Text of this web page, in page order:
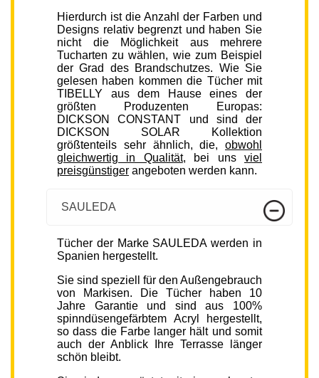
Hierdurch ist die Anzahl der Farben und
Designs relativ begrenzt und haben Sie
nicht die Möglichkeit aus mehrere
Tucharten zu wählen, wie zum Beispiel
der Grad des Brandschutzes. Wie Sie
gelesen haben kommen die Tücher mit
TIBELLY aus dem Hause eines der
größten Produzenten Europas:
DICKSON CONSTANT und sind der
DICKSON SOLAR Kollektion
größtenteils sehr ähnlich, die, obwohl
gleichwertig in Qualität, bei unsviel
preisgünstiger angeboten werden kann.
SAULEDA
Tücher der Marke SAULEDA werden in
Spanien hergestellt.
Sie sind speziell für den Außengebrauch
von Markisen. Die Tücher haben 10
Jahre Garantie und sind aus 100%
spinndüsengefärbtem Acryl hergestellt,
so dass die Farbe langer hält und somit
auch der Anblick Ihre Terrasse länger
schön bleibt.